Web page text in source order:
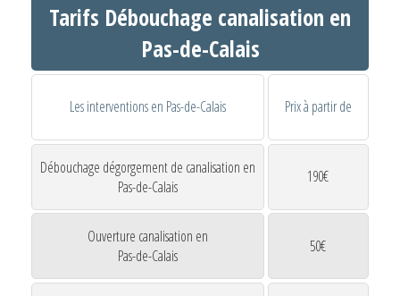
Tarifs Débouchage canalisation en
Pas-de-Calais
Les interventions en Pas-de-Calais Prix à partir de
Débouchage dégorgement de canalisation en
Pas-de-Calais
190€
Ouverture canalisation en
Pas-de-Calais
50€